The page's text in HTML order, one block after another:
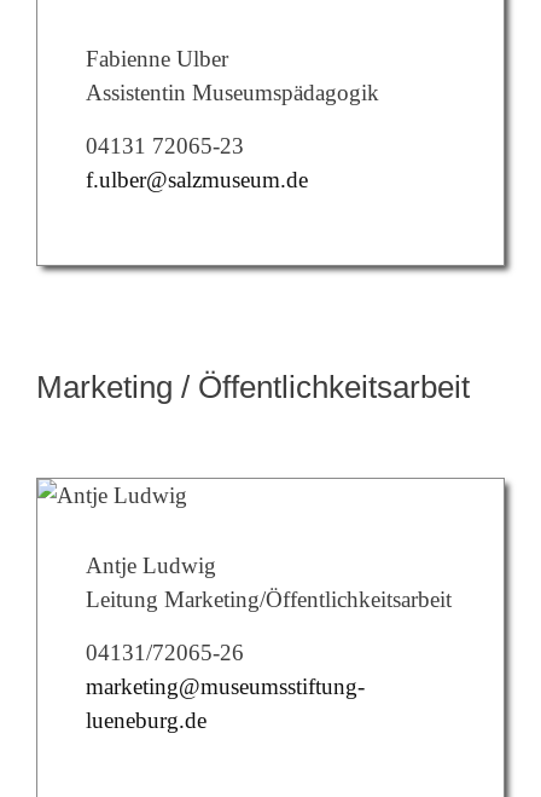
Fabienne Ulber
Assistentin Museumspädagogik
04131 72065-23
f.ulber@salzmuseum.de
Marketing / Öffentlichkeitsarbeit
Antje Ludwig
Leitung Marketing/Öffentlichkeitsarbeit
04131/72065-26
marketing@museumsstiftung-
lueneburg.de